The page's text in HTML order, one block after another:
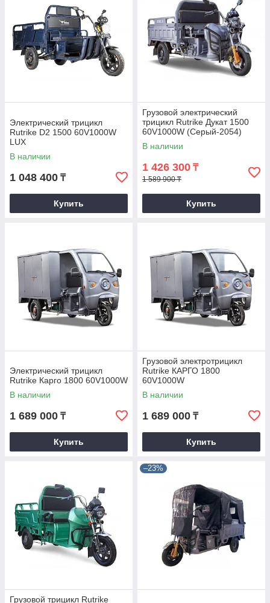
Электрический трицикл
Rutrike D2 1500 60V1000W
LUX
В наличии
1 048 400 ₸
Купить
Грузовой электрический
трицикл Rutrike Дукат 1500
60V1000W (Серый-2054)
В наличии
1 426 300 ₸
1 589 900 ₸
Купить
Электрический трицикл
Rutrike Карго 1800 60V1000W
В наличии
1 689 000 ₸
Купить
Грузовой электротрицикл
Rutrike КАРГО 1800
60V1000W
В наличии
1 689 000 ₸
Купить
Грузовой трицикл Rutrike
–23%